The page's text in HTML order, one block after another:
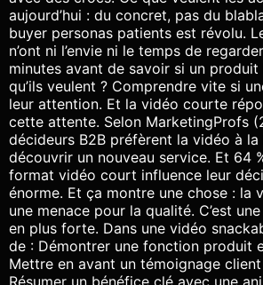
aujourd’hui : du concret, pas du
buyer personas patients est révolu.
n’ont ni l’envie ni le temps de
minutes avant de savoir si un produit
qu’ils veulent ? Comprendre vite si
leur attention. Et la vidéo courte
cette attente. Selon MarketingProfs
décideurs B2B préfèrent la vidéo à
découvrir un nouveau service. Et 64
format vidéo court influence leur
énorme. Et ça montre une chose : la
une menace pour la qualité. C’est
en plus forte. Dans une vidéo
de : Démontrer une fonction produit
Mettre en avant un témoignage
Résumer un bénéfice clé avec une